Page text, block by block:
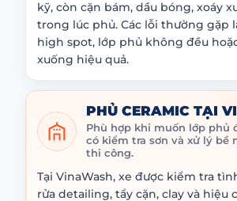
kỹ, còn cặn bám, dầu bóng, xoáy
trong lúc phủ. Các lỗi thường gặp
high spot, lớp phủ không đều
xuống hiệu quả.
PHỦ CERAMIC TẠI
Phù hợp khi muốn lớp phủ
có kiểm tra sơn và xử lý bề
thi công.
Tại VinaWash, xe được kiểm tra
rửa detailing, tẩy cặn, clay và hiệu